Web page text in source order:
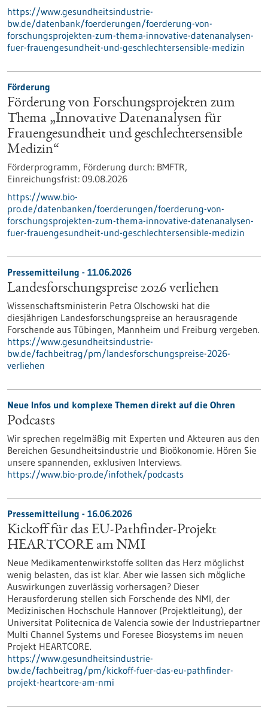
https://www.gesundheitsindustrie-
bw.de/datenbank/foerderungen/foerderung-von-
forschungsprojekten-zum-thema-innovative-datenanalysen-
fuer-frauengesundheit-und-geschlechtersensible-medizin
Förderung
Förderung von Forschungsprojekten zum
Thema „Innovative Datenanalysen für
Frauengesundheit und geschlechtersensible
Medizin“
Förderprogramm, Förderung durch: BMFTR,
Einreichungsfrist: 09.08.2026
https://www.bio-
pro.de/datenbanken/foerderungen/foerderung-von-
forschungsprojekten-zum-thema-innovative-datenanalysen-
fuer-frauengesundheit-und-geschlechtersensible-medizin
Pressemitteilung - 11.06.2026
Landesforschungspreise 2026 verliehen
Wissenschaftsministerin Petra Olschowski hat die
diesjährigen Landesforschungspreise an herausragende
Forschende aus Tübingen, Mannheim und Freiburg vergeben.
https://www.gesundheitsindustrie-
bw.de/fachbeitrag/pm/landesforschungspreise-2026-
verliehen
Neue Infos und komplexe Themen direkt auf die Ohren
Podcasts
Wir sprechen regelmäßig mit Experten und Akteuren aus den
Bereichen Gesundheitsindustrie und Bioökonomie. Hören Sie
unsere spannenden, exklusiven Interviews.
https://www.bio-pro.de/infothek/podcasts
Pressemitteilung - 16.06.2026
Kickoff für das EU-Pathfinder-Projekt
HEARTCORE am NMI
Neue Medikamentenwirkstoffe sollten das Herz möglichst
wenig belasten, das ist klar. Aber wie lassen sich mögliche
Auswirkungen zuverlässig vorhersagen? Dieser
Herausforderung stellen sich Forschende des NMI, der
Medizinischen Hochschule Hannover (Projektleitung), der
Universitat Politecnica de Valencia sowie der Industriepartner
Multi Channel Systems und Foresee Biosystems im neuen
Projekt HEARTCORE.
https://www.gesundheitsindustrie-
bw.de/fachbeitrag/pm/kickoff-fuer-das-eu-pathfinder-
projekt-heartcore-am-nmi